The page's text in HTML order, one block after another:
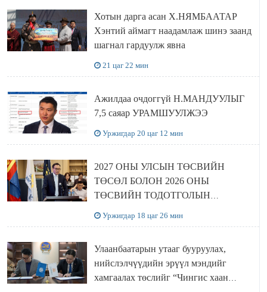
Хотын дарга асан Х.НЯМБААТАР
Хэнтий аймагт наадамлаж шинэ заанд
шагнал гардуулж явна
21 цаг 22 мин
Ажилдаа очдоггүй Н.МАНДУУЛЫГ
7,5 саяар УРАМШУУЛЖЭЭ
Уржигдар 20 цаг 12 мин
2027 ОНЫ УЛСЫН ТӨСВИЙН
ТӨСӨЛ БОЛОН 2026 ОНЫ
ТӨСВИЙН ТОДОТГОЛЫН
Уржигдар 18 цаг 26 мин
Улаанбаатарын утааг бууруулах,
нийслэлчүүдийн эрүүл мэндийг
хамгаалах төслийг “Чингис хаан